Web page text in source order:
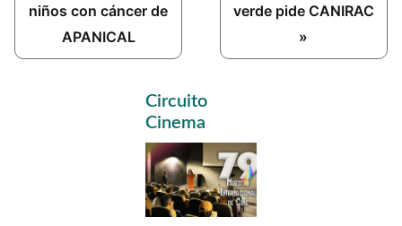
niños con cáncer de
APANICAL
verde pide CANIRAC
»
Primary
Sidebar
Circuito
Cinema